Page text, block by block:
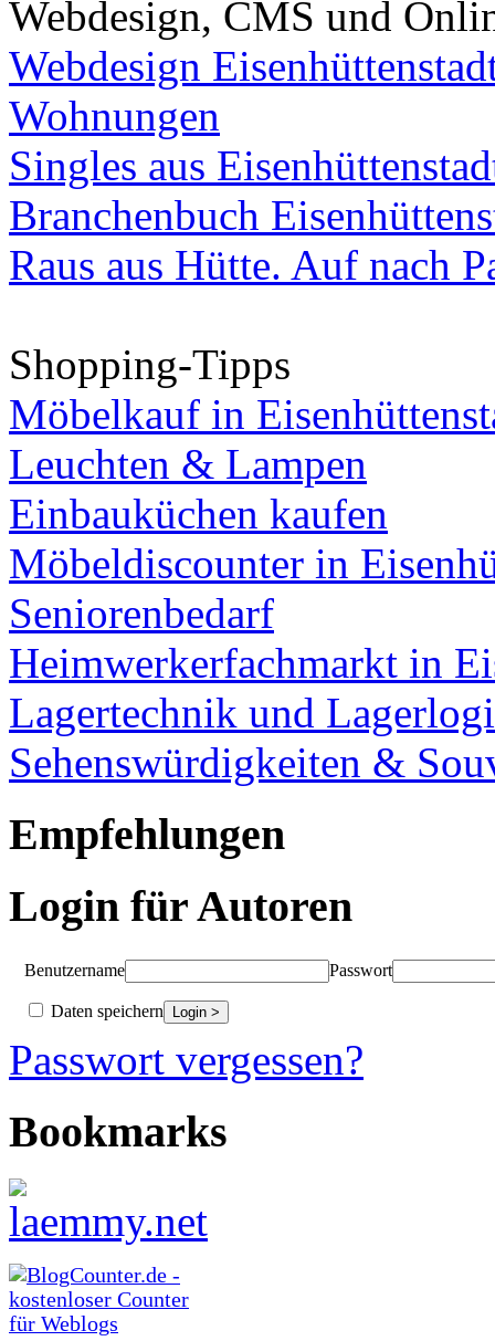
Webdesign, CMS und
Webdesign
Wohnungen
Singles aus
Branchenbuch
Raus aus Hütte. Auf nach
Shopping-Tipps
Möbelkauf in
Leuchten & Lampen
Einbauküchen kaufen
Möbeldiscounter in
Seniorenbedarf
Heimwerkerfachmarkt in
Lagertechnik und
Sehenswürdigkeiten &
Empfehlungen
Login für Autoren
Benutzername Passwort
Daten speichern
Passwort vergessen?
Bookmarks